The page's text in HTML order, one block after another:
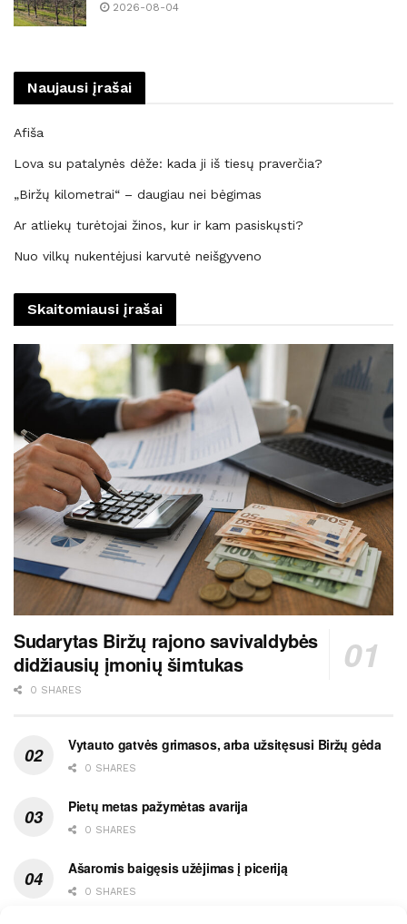
2026-08-04
Naujausi įrašai
Afiša
Lova su patalynės dėže: kada ji iš tiesų praverčia?
„Biržų kilometrai“ – daugiau nei bėgimas
Ar atliekų turėtojai žinos, kur ir kam pasiskųsti?
Nuo vilkų nukentėjusi karvutė neišgyveno
Skaitomiausi įrašai
Sudarytas Biržų rajono savivaldybės
didžiausių įmonių šimtukas
0 SHARES
Vytauto gatvės grimasos, arba užsitęsusi Biržų gėda
0 SHARES
Pietų metas pažymėtas avarija
0 SHARES
Ašaromis baigęsis užėjimas į piceriją
0 SHARES